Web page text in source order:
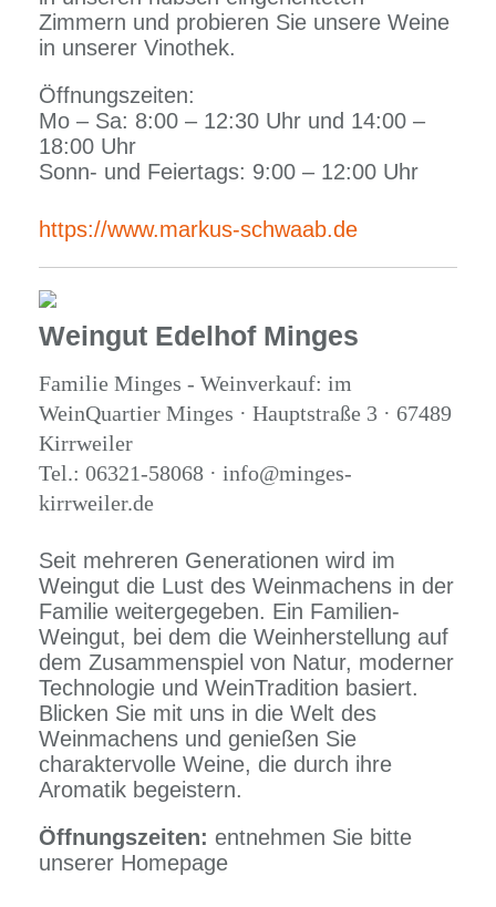
Zimmern und probieren Sie unsere Weine
in unserer Vinothek.
Öffnungszeiten:
Mo – Sa: 8:00 – 12:30 Uhr und 14:00 –
18:00 Uhr
Sonn- und Feiertags: 9:00 – 12:00 Uhr
https://www.markus-schwaab.de
Weingut Edelhof Minges
Familie Minges - Weinverkauf: im
WeinQuartier Minges · Hauptstraße 3 · 67489
Kirrweiler
Tel.: 06321-58068 · info@minges-
kirrweiler.de
Seit mehreren Generationen wird im
Weingut die Lust des Weinmachens in der
Familie weitergegeben. Ein Familien-
Weingut, bei dem die Weinherstellung auf
dem Zusammenspiel von Natur, moderner
Technologie und WeinTradition basiert.
Blicken Sie mit uns in die Welt des
Weinmachens und genießen Sie
charaktervolle Weine, die durch ihre
Aromatik begeistern.
Öffnungszeiten: entnehmen Sie bitte
unserer Homepage